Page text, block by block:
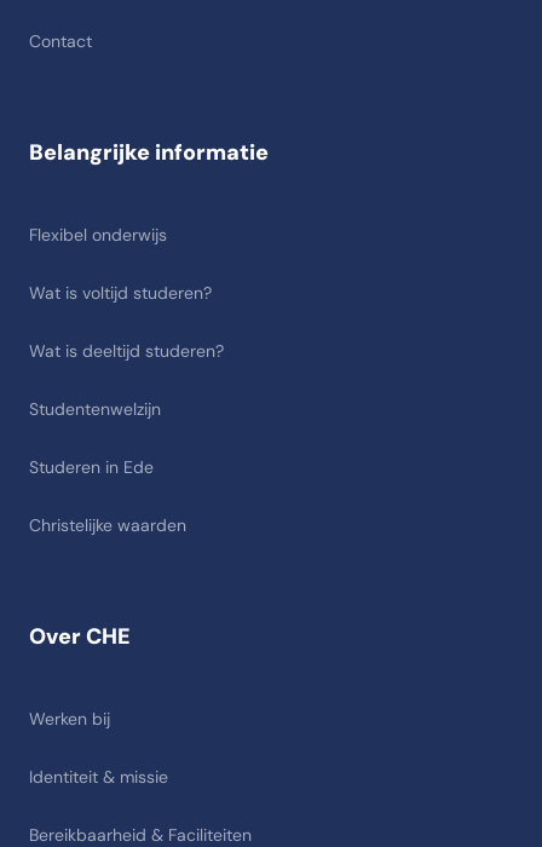
Contact
Over CHE
Werken bij
Identiteit & missie
Bereikbaarheid & Faciliteiten
Belangrijke informatie
Flexibel onderwijs
Wat is voltijd studeren?
Wat is deeltijd studeren?
Studentenwelzijn
Studeren in Ede
Christelijke waarden